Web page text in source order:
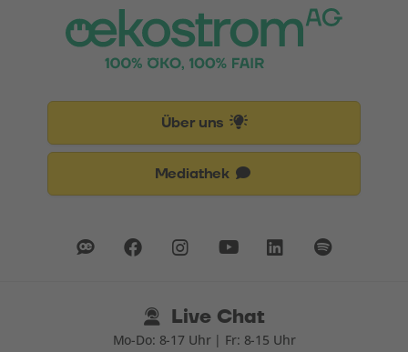
Über uns
Mediathek
Live Chat
Mo-Do: 8-17 Uhr | Fr: 8-15 Uhr